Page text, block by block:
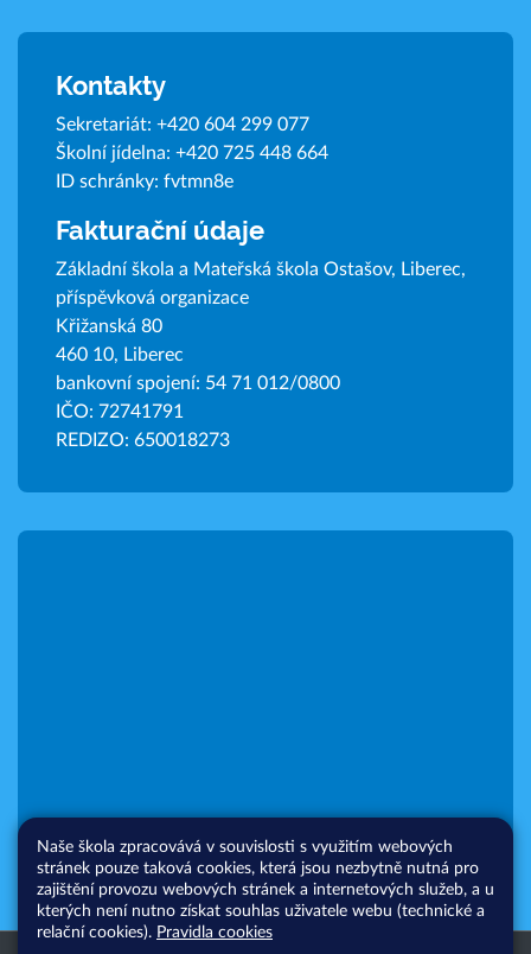
Kontakty
Sekretariát: +420 604 299 077
Školní jídelna: +420 725 448 664
ID schránky: fvtmn8e
Fakturační údaje
Základní škola a Mateřská škola Ostašov, Liberec,
příspěvková organizace
Křižanská 80
460 10, Liberec
bankovní spojení: 54 71 012/0800
IČO: 72741791
REDIZO: 650018273
Naše škola zpracovává v souvislosti s využitím webových
stránek pouze taková cookies, která jsou nezbytně nutná pro
zajištění provozu webových stránek a internetových služeb, a u
kterých není nutno získat souhlas uživatele webu (technické a
relační cookies). Pravidla cookies